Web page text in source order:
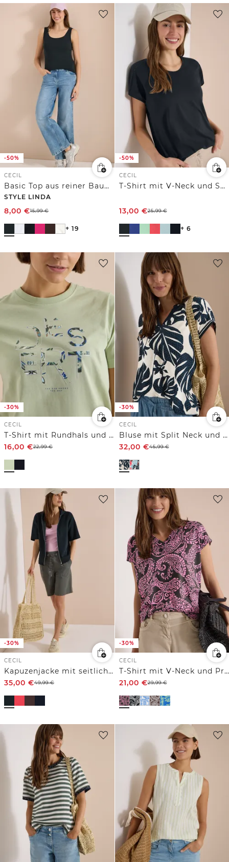
-50%
CECIL
Basic Top aus reiner Baumwolle
STYLE LINDA
8,00 €15,99€
+ 19
-50%
CECIL
T-Shirt mit V-Neck und Spitzendetail
13,00 €25,99€
+ 6
-30%
CECIL
T-Shirt mit Rundhals und Frontprint
16,00 €22,99€
-30%
CECIL
Bluse mit Split Neck und Printmix
32,00 €45,99€
-30%
CECIL
Kapuzenjacke mit seitlichen Tunnelzügen
35,00 €49,99€
-30%
CECIL
T-Shirt mit V-Neck und Print
21,00 €29,99€